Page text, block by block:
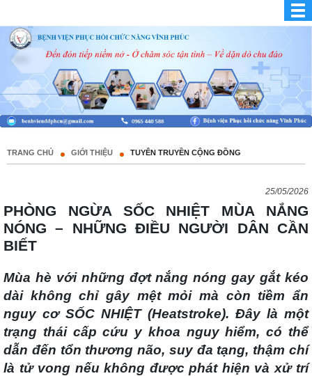
TRANG CHỦ GIỚI THIỆU TUYÊN TRUYỀN CỘNG ĐỒNG
25/05/2026
PHÒNG NGỪA SỐC NHIỆT MÙA NẮNG
NÓNG – NHỮNG ĐIỀU NGƯỜI DÂN CẦN
BIẾT
Mùa hè với những đợt nắng nóng gay gắt kéo
dài không chỉ gây mệt mỏi mà còn tiềm ẩn
nguy cơ SỐC NHIỆT (Heatstroke). Đây là một
trạng thái cấp cứu y khoa nguy hiểm, có thể
dẫn đến tổn thương não, suy đa tạng, thậm chí
là tử vong nếu không được phát hiện và xử trí